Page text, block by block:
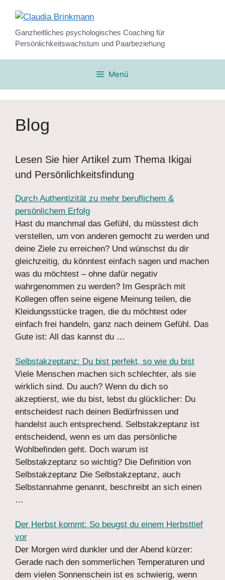
Inhalt
springenGanzheitliches psychologisches Coaching für
Persönlichkeitswachstum und Paarbeziehung
Menü
Blog
Lesen Sie hier Artikel zum Thema Ikigai
und Persönlichkeitsfindung
Durch Authentizität zu mehr beruflichem &
persönlichem Erfolg
Hast du manchmal das Gefühl, du müsstest dich
verstellen, um von anderen gemocht zu werden und
deine Ziele zu erreichen? Und wünschst du dir
gleichzeitig, du könntest einfach sagen und machen
was du möchtest – ohne dafür negativ
wahrgenommen zu werden? Im Gespräch mit
Kollegen offen seine eigene Meinung teilen, die
Kleidungsstücke tragen, die du möchtest oder
einfach frei handeln, ganz nach deinem Gefühl. Das
Gute ist: All das kannst du …
Selbstakzeptanz: Du bist perfekt, so wie du bist
Viele Menschen machen sich schlechter, als sie
wirklich sind. Du auch? Wenn du dich so
akzeptierst, wie du bist, lebst du glücklicher: Du
entscheidest nach deinen Bedürfnissen und
handelst auch entsprechend. Selbstakzeptanz ist
entscheidend, wenn es um das persönliche
Wohlbefinden geht. Doch warum ist
Selbstakzeptanz so wichtig? Die Definition von
Selbstakzeptanz Die Selbstakzeptanz, auch
Selbstannahme genannt, beschreibt an sich einen
…
Der Herbst kommt: So beugst du einem Herbsttief
vor
Der Morgen wird dunkler und der Abend kürzer:
Gerade nach den sommerlichen Temperaturen und
dem vielen Sonnenschein ist es schwierig, wenn